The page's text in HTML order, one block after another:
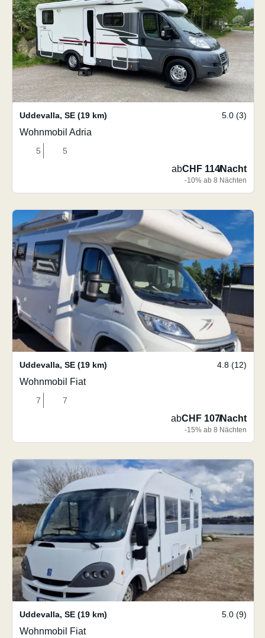
Uddevalla, SE (19 km) 5.0 (3)
Wohnmobil Adria
5 5
abCHF 114/Nacht
-10% ab 8 Nächten
Uddevalla, SE (19 km) 4.8 (12)
Wohnmobil Fiat
7 7
abCHF 107/Nacht
-15% ab 8 Nächten
Uddevalla, SE (19 km) 5.0 (9)
Wohnmobil Fiat